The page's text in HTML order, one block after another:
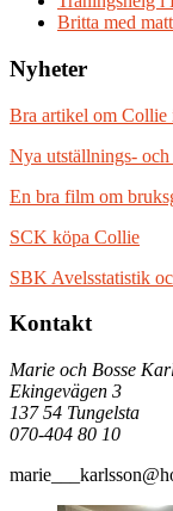
Britta med
Nyheter
Bra artikel om Collie
Nya utställnings-
En bra film om
SCK köpa Collie
SBK Avelsstatistik
Kontakt
Marie och Bosse
Ekingevägen 3
137 54 Tungelsta
070-404 80 10